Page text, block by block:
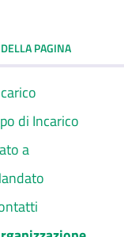
PAGINA
di Incarico
a